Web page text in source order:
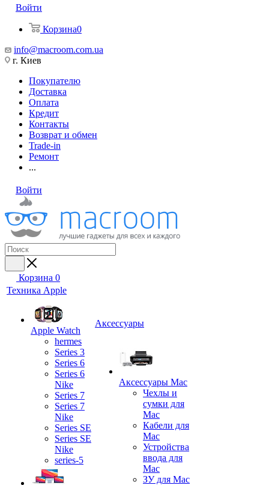
Войти
Корзина0
info@macroom.com.ua
г. Киев
Покупателю
Доставка
Оплата
Кредит
Контакты
Возврат и обмен
Trade-in
Ремонт
...
Войти
Корзина 0
Техника Apple
Apple Watch
hermes
Series 3
Series 6
Series 6
Nike
Series 7
Series 7
Nike
Series SE
Series SE
Nike
series-5
Аксессуары
Аксессуары Mac
Чехлы и
сумки для
Mac
Кабели для
Mac
Устройства
ввода для
Mac
ЗУ для Mac